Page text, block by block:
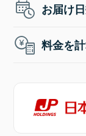
お届け
料金を